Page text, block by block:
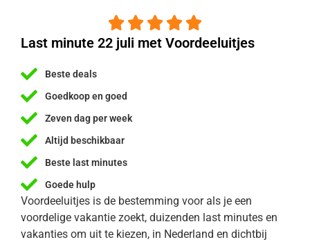
    
Last minute 22 juli met Voordeeluitjes
Beste deals
Goedkoop en goed
Zeven dag per week
Altijd beschikbaar
Beste last minutes
Goede hulp
Voordeeluitjes is de bestemming voor als je een
voordelige vakantie zoekt, duizenden last minutes en
vakanties om uit te kiezen, in Nederland en dichtbij